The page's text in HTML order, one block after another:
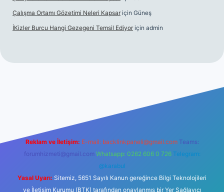
Çalışma Ortamı Gözetimi Neleri Kapsar için Güneş
İKizler Burcu Hangi Gezegeni Temsil Ediyor için admin
Reklam ve İletişim: E-mail: backlinkpaneli@gmail.com Teams:
forumhizmeti@gmail.com Whatsapp: 0262 606 0 726 Telegram:
@karabul
Yasal Uyarı: Sitemiz, 5651 Sayılı Kanun gereğince Bilgi Teknolojileri
ve İletişim Kurumu (BTK) tarafından onaylanmış bir Yer Sağlayıcı